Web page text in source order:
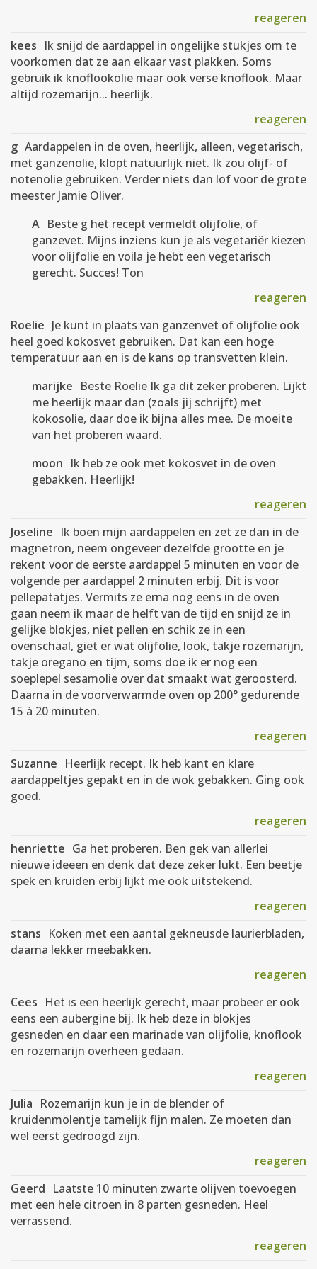
reageren
kees Ik snijd de aardappel in ongelijke stukjes om te
voorkomen dat ze aan elkaar vast plakken. Soms
gebruik ik knoflookolie maar ook verse knoflook. Maar
altijd rozemarijn... heerlijk.
reageren
g Aardappelen in de oven, heerlijk, alleen, vegetarisch,
met ganzenolie, klopt natuurlijk niet. Ik zou olijf- of
notenolie gebruiken. Verder niets dan lof voor de grote
meester Jamie Oliver.
A Beste g het recept vermeldt olijfolie, of
ganzevet. Mijns inziens kun je als vegetariër kiezen
voor olijfolie en voila je hebt een vegetarisch
gerecht. Succes! Ton
reageren
Roelie Je kunt in plaats van ganzenvet of olijfolie ook
heel goed kokosvet gebruiken. Dat kan een hoge
temperatuur aan en is de kans op transvetten klein.
marijke Beste Roelie Ik ga dit zeker proberen. Lijkt
me heerlijk maar dan (zoals jij schrijft) met
kokosolie, daar doe ik bijna alles mee. De moeite
van het proberen waard.
moon Ik heb ze ook met kokosvet in de oven
gebakken. Heerlijk!
reageren
Joseline Ik boen mijn aardappelen en zet ze dan in de
magnetron, neem ongeveer dezelfde grootte en je
rekent voor de eerste aardappel 5 minuten en voor de
volgende per aardappel 2 minuten erbij. Dit is voor
pellepatatjes. Vermits ze erna nog eens in de oven
gaan neem ik maar de helft van de tijd en snijd ze in
gelijke blokjes, niet pellen en schik ze in een
ovenschaal, giet er wat olijfolie, look, takje rozemarijn,
takje oregano en tijm, soms doe ik er nog een
soeplepel sesamolie over dat smaakt wat geroosterd.
Daarna in de voorverwarmde oven op 200° gedurende
15 à 20 minuten.
reageren
Suzanne Heerlijk recept. Ik heb kant en klare
aardappeltjes gepakt en in de wok gebakken. Ging ook
goed.
reageren
henriette Ga het proberen. Ben gek van allerlei
nieuwe ideeen en denk dat deze zeker lukt. Een beetje
spek en kruiden erbij lijkt me ook uitstekend.
reageren
stans Koken met een aantal gekneusde laurierbladen,
daarna lekker meebakken.
reageren
Cees Het is een heerlijk gerecht, maar probeer er ook
eens een aubergine bij. Ik heb deze in blokjes
gesneden en daar een marinade van olijfolie, knoflook
en rozemarijn overheen gedaan.
reageren
Julia Rozemarijn kun je in de blender of
kruidenmolentje tamelijk fijn malen. Ze moeten dan
wel eerst gedroogd zijn.
reageren
Geerd Laatste 10 minuten zwarte olijven toevoegen
met een hele citroen in 8 parten gesneden. Heel
verrassend.
reageren